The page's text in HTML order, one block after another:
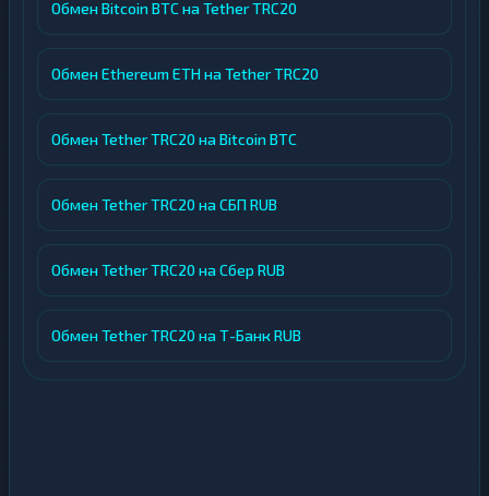
Обмен Bitcoin BTC на Tether TRC20
Обмен Ethereum ETH на Tether TRC20
Обмен Tether TRC20 на Bitcoin BTC
Обмен Tether TRC20 на СБП RUB
Обмен Tether TRC20 на Сбер RUB
Обмен Tether TRC20 на Т-Банк RUB